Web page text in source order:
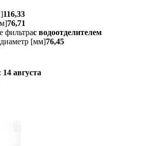
116,33
76,71
фильтрас водоотделителем
[мм]76,45
14 августа